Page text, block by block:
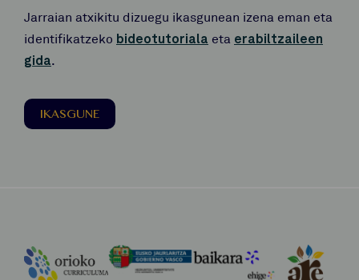
Jarraian atxikitu dizuegu ikasgunean izena eman eta
identifikatzeko bideotutoriala eta erabiltzaileen
gida.
IKASGUNE